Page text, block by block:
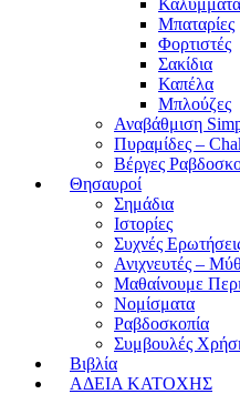
Μπαταρίες
Φορτιστές
Σακίδια
Καπέλα
Μπλούζες
Αναβάθμιση
Πυραμίδες –
Βέργες
Θησαυροί
Σημάδια
Ιστορίες
Συχνές
Ανιχνευτές –
Μαθαίνουμε
Νομίσματα
Ραβδοσκοπία
Συμβουλές
Βιβλία
ΑΔΕΙΑ ΚΑΤΟΧΗΣ